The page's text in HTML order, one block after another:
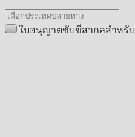
ใบอนุญาตขับขี่สากลสำหรับ